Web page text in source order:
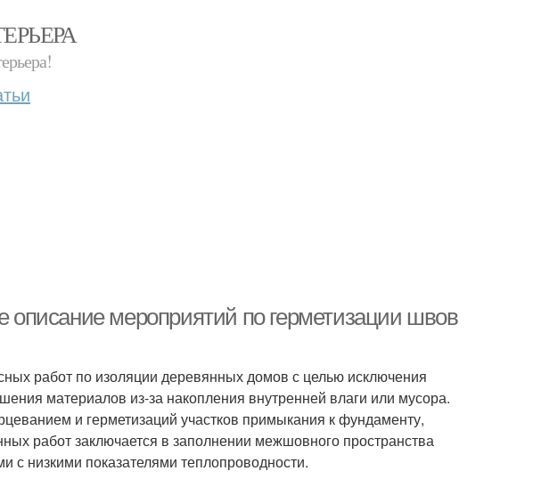
мероприятий по герметизации швов
работ по изоляции деревянных домов с целью исключения
материалов из-за накопления внутренней влаги или мусора.
и герметизаций участков примыкания к фундаменту,
работ заключается в заполнении межшовного пространства
с низкими показателями теплопроводности.